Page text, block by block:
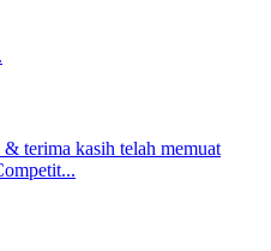
terima kasih telah memuat